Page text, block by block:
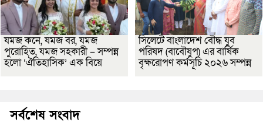
যমজ কনে, যমজ বর, যমজ
পুরোহিত, যমজ সহকারী – সম্পন্ন
হলো ‘ঐতিহাসিক’ এক বিয়ে
সিলেটে বাংলাদেশ বৌদ্ধ যুব
পরিষদ (বাবৌযুপ) এর বার্ষিক
বৃক্ষরোপণ কর্মসূচি ২০২৬ সম্পন্ন
সর্বশেষ সংবাদ